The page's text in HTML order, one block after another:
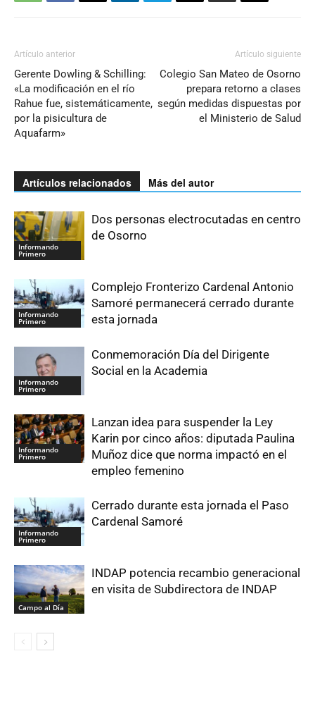
Artículo anterior
Gerente Dowling & Schilling:
«La modificación en el río
Rahue fue, sistemáticamente,
por la pisicultura de
Aquafarm»
Artículo siguiente
Colegio San Mateo de Osorno
prepara retorno a clases
según medidas dispuestas por
el Ministerio de Salud
Artículos relacionados Más del autor
Informando
Primero
Dos personas electrocutadas en centro
de Osorno
Informando
Primero
Complejo Fronterizo Cardenal Antonio
Samoré permanecerá cerrado durante
esta jornada
Informando
Primero
Conmemoración Día del Dirigente
Social en la Academia
Informando
Primero
Lanzan idea para suspender la Ley
Karin por cinco años: diputada Paulina
Muñoz dice que norma impactó en el
empleo femenino
Informando
Primero
Cerrado durante esta jornada el Paso
Cardenal Samoré
Campo al Día
INDAP potencia recambio generacional
en visita de Subdirectora de INDAP